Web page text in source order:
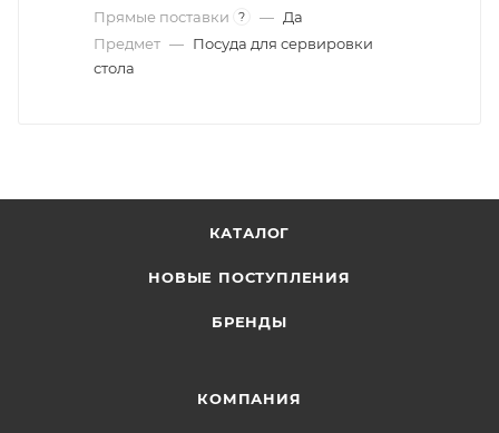
Прямые поставки
? — Да
Предмет — Посуда для сервировки
стола
КАТАЛОГ
НОВЫЕ ПОСТУПЛЕНИЯ
БРЕНДЫ
КОМПАНИЯ